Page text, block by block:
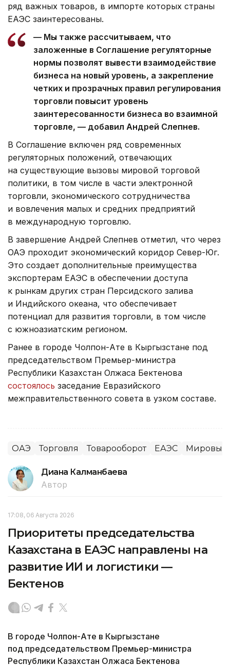
ряд важных товаров, в импорте которых страны
ЕАЭС заинтересованы.
— Мы также рассчитываем, что
заложенные в Соглашение регуляторные
нормы позволят вывести взаимодействие
бизнеса на новый уровень, а закрепление
четких и прозрачных правил регулирования
торговли повысит уровень
заинтересованности бизнеса во взаимной
торговле, — добавил Андрей Слепнев.
В Соглашение включен ряд современных
регуляторных положений, отвечающих
на существующие вызовы мировой торговой
политики, в том числе в части электронной
торговли, экономического сотрудничества
и вовлечения малых и средних предприятий
в международную торговлю.
В завершение Андрей Слепнев отметил, что через
ОАЭ проходит экономический коридор Север-Юг.
Это создает дополнительные преимущества
экспортерам ЕАЭС в обеспечении доступа
к рынкам других стран Персидского залива
и Индийского океана, что обеспечивает
потенциал для развития торговли, в том числе
с южноазиатским регионом.
Ранее в городе Чолпон-Ате в Кыргызстане под
председательством Премьер-министра
Республики Казахстан Олжаса Бектенова
состоялось заседание Евразийского
межправительственного совета в узком составе.
ОАЭ Торговля Товарооборот ЕАЭС Мировые
Диана Калманбаева
Автор
17:08, 06 Августа 2026
Приоритеты председательства
Казахстана в ЕАЭС направлены на
развитие ИИ и логистики —
Бектенов
В городе Чолпон-Ате в Кыргызстане
под председательством Премьер-министра
Республики Казахстан Олжаса Бектенова